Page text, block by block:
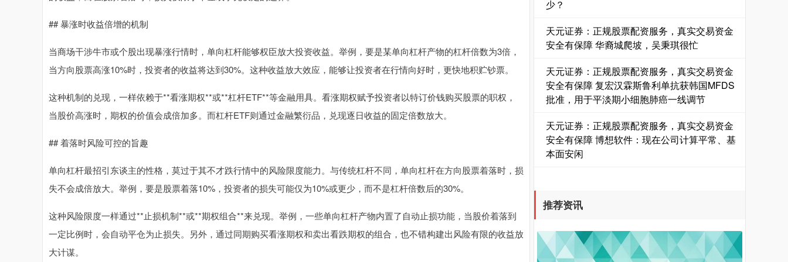
## 暴涨时收益倍增的机制
当商场干涉牛市或个股出现暴涨行情时，单向杠杆能够权臣放大投资收益。举例，要是某单向杠杆产物的杠杆倍数为3倍，
当方向股票高涨10%时，投资者的收益将达到30%。这种收益放大效应，能够让投资者在行情向好时，更快地积贮钞票。
这种机制的兑现，一样依赖于**看涨期权**或**杠杆ETF**等金融用具。看涨期权赋予投资者以特订价钱购买股票的职权，
当股价高涨时，期权的价值会成倍加多。而杠杆ETF则通过金融繁衍品，兑现逐日收益的固定倍数放大。
## 着落时风险可控的旨趣
单向杠杆最招引东谈主的性格，莫过于其不才跌行情中的风险限度能力。与传统杠杆不同，单向杠杆在方向股票着落时，损
失不会成倍放大。举例，要是股票着落10%，投资者的损失可能仅为10%或更少，而不是杠杆倍数后的30%。
这种风险限度一样通过**止损机制**或**期权组合**来兑现。举例，一些单向杠杆产物内置了自动止损功能，当股价着落到
一定比例时，会自动平仓为止损失。另外，通过同期购买看涨期权和卖出看跌期权的组合，也不错构建出风险有限的收益放
大计谋。
少？
天元证券：正规股票配资服务，真实交易资金
安全有保障 华裔城爬坡，吴秉琪很忙
天元证券：正规股票配资服务，真实交易资金
安全有保障 复宏汉霖斯鲁利单抗获韩国MFDS
批准，用于平淡期小细胞肺癌一线调节
天元证券：正规股票配资服务，真实交易资金
安全有保障 博想软件：现在公司计算平常、基
本面安闲
推荐资讯